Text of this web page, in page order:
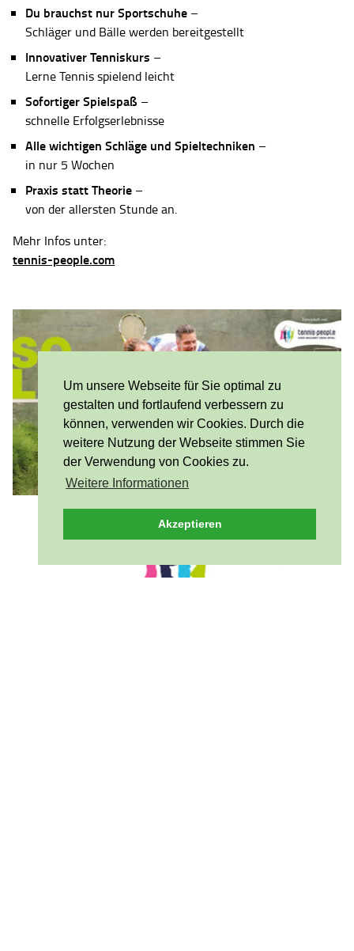
Um unsere Webseite für Sie optimal zu
gestalten und fortlaufend verbessern zu
können, verwenden wir Cookies. Durch die
weitere Nutzung der Webseite stimmen Sie
der Verwendung von Cookies zu.
Weitere Informationen
Akzeptieren
Du brauchst nur Sportschuhe –
Schläger und Bälle werden bereitgestellt
Innovativer Tenniskurs –
Lerne Tennis spielend leicht
Sofortiger Spielspaß –
schnelle Erfolgserlebnisse
Alle wichtigen Schläge und Spieltechniken –
in nur 5 Wochen
Praxis statt Theorie –
von der allersten Stunde an.
Mehr Infos unter:
tennis-people.com